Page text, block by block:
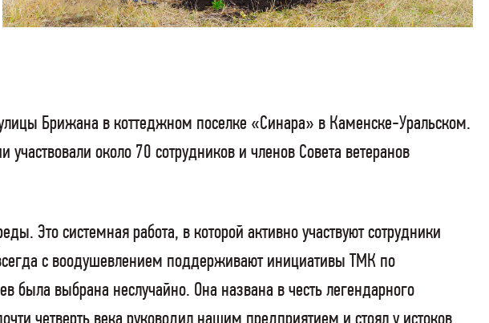
Брижана в коттеджном поселке «Синара» в Каменске-Уральском.
около 70 сотрудников и членов Совета ветеранов
Это системная работа, в которой активно участвуют сотрудники
с воодушевлением поддерживают инициативы ТМК по
была выбрана неслучайно. Она названа в честь легендарного